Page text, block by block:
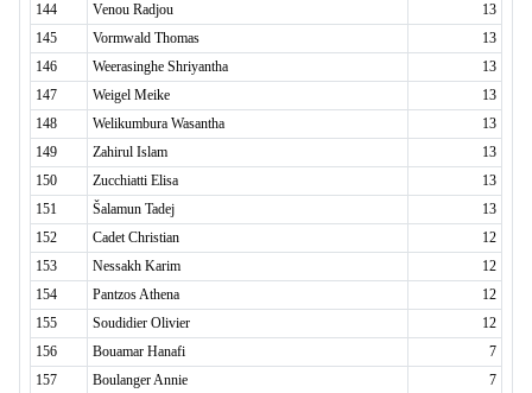
144
Venou Radjou
13
145
Vormwald Thomas
13
146
Weerasinghe Shriyantha
13
147
Weigel Meike
13
148
Welikumbura Wasantha
13
149
Zahirul Islam
13
150
Zucchiatti Elisa
13
151
Šalamun Tadej
13
152
Cadet Christian
12
153
Nessakh Karim
12
154
Pantzos Athena
12
155
Soudidier Olivier
12
156
Bouamar Hanafi
7
157
Boulanger Annie
7